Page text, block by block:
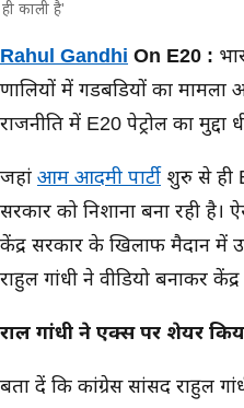
ही काली है'
मुख्य समाचार
Rahul Gandhi On E20 :
प्रणालियों में गडबडियों का
राजनीति में E20 पेट्रोल का मुद्दा
जहां आम आदमी पार्टी शुरु से ही
सरकार को निशाना बना रही है।
केंद्र सरकार के खिलाफ मैदान में
राहुल गांधी ने वीडियो बनाकर
राहुल गांधी ने एक्स पर शेयर
बता दें कि कांग्रेस सांसद राहुल